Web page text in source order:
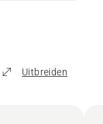
Uitbreiden